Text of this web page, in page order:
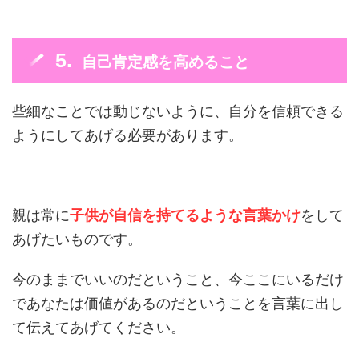
自己肯定感を高めること
些細なことでは動じないように、自分を信頼できる
ようにしてあげる必要があります。
親は常に子供が自信を持てるような言葉かけをして
あげたいものです。
今のままでいいのだということ、今ここにいるだけ
であなたは価値があるのだということを言葉に出し
て伝えてあげてください。